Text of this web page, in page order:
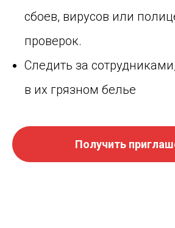
сбоев, вирусов или
проверок.
Следить за
в их грязном белье
Получить